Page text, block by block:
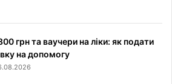
грн та ваучери на ліки: як подати
на допомогу